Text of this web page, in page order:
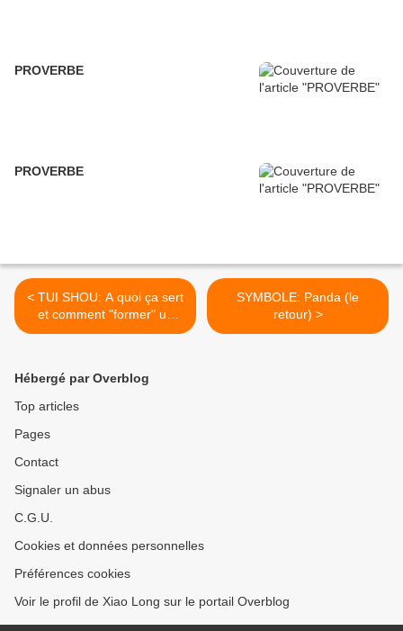
PROVERBE
PROVERBE
< TUI SHOU: A quoi ça sert
et comment "former" un
partenaire...
SYMBOLE: Panda (le
retour) >
Hébergé par Overblog
Top articles
Pages
Contact
Signaler un abus
C.G.U.
Cookies et données personnelles
Préférences cookies
Voir le profil de Xiao Long sur le portail Overblog